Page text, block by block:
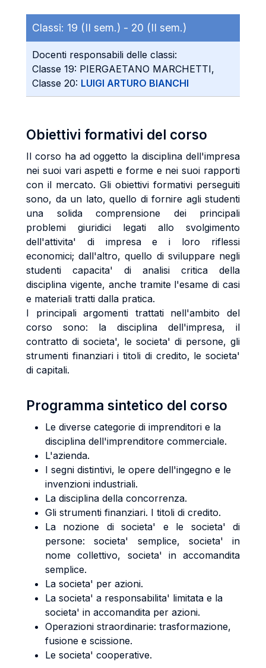
Classi: 19 (II sem.) - 20 (II sem.)
Docenti responsabili delle classi:
Classe 19: PIERGAETANO MARCHETTI,
Classe 20: LUIGI ARTURO BIANCHI
Obiettivi formativi del corso
Il corso ha ad oggetto la disciplina dell'impresa
nei suoi vari aspetti e forme e nei suoi rapporti
con il mercato. Gli obiettivi formativi perseguiti
sono, da un lato, quello di fornire agli studenti
una solida comprensione dei principali
problemi giuridici legati allo svolgimento
dell'attivita' di impresa e i loro riflessi
economici; dall'altro, quello di sviluppare negli
studenti capacita' di analisi critica della
disciplina vigente, anche tramite l'esame di casi
e materiali tratti dalla pratica.
I principali argomenti trattati nell'ambito del
corso sono: la disciplina dell'impresa, il
contratto di societa', le societa' di persone, gli
strumenti finanziari i titoli di credito, le societa'
di capitali.
Programma sintetico del corso
Le diverse categorie di imprenditori e la
disciplina dell'imprenditore commerciale.
L'azienda.
I segni distintivi, le opere dell'ingegno e le
invenzioni industriali.
La disciplina della concorrenza.
Gli strumenti finanziari. I titoli di credito.
La nozione di societa' e le societa' di
persone: societa' semplice, societa' in
nome collettivo, societa' in accomandita
semplice.
La societa' per azioni.
La societa' a responsabilita' limitata e la
societa' in accomandita per azioni.
Operazioni straordinarie: trasformazione,
fusione e scissione.
Le societa' cooperative.